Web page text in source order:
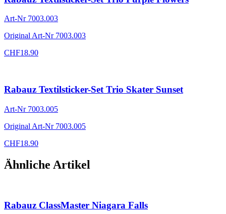
Art-Nr 7003.003
Original Art-Nr 7003.003
CHF18.90
Rabauz Textilsticker-Set Trio Skater Sunset
Art-Nr 7003.005
Original Art-Nr 7003.005
CHF18.90
Ähnliche Artikel
Rabauz ClassMaster Niagara Falls